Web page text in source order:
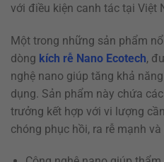
với điều kiện canh tác tại Việt
Một trong những sản phẩm
dòng kích rễ Nano Ecotech,
nghệ nano giúp tăng khả
dụng. Sản phẩm này chứa
trưởng kết hợp với vi lượng
chóng phục hồi, ra rễ mạnh